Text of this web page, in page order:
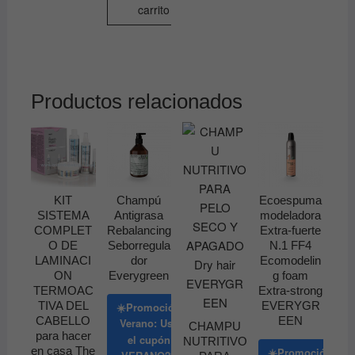
carrito
Productos relacionados
KIT
SISTEMA
COMPLET
O DE
LAMINACI
ON
TERMOAC
TIVA DEL
CABELLO
para hacer
en casa The
Champú
Antigrasa
Rebalancing
Seborregula
dor
Everygreen
☀️Promoción
Verano: Usa
el cupón
CHAMPU
NUTRITIVO
Ecoespuma
modeladora
Extra-fuerte
N.1 FF4
Ecomodelin
g foam
Extra-strong
EVERYGR
EEN
☀️Promoción